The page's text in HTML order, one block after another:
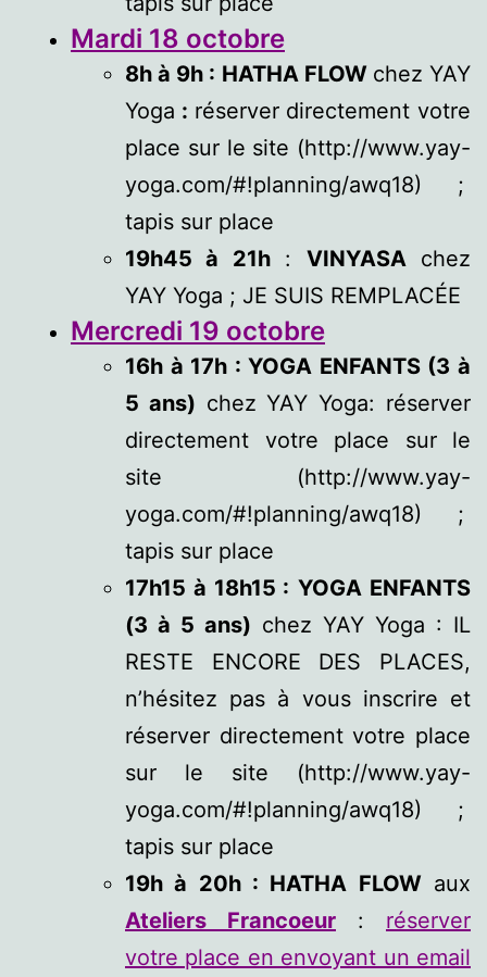
Mardi 18 octobre
8h à 9h : HATHA FLOW chez YAY
Yoga : réserver directement votre
place sur le site (http://www.yay-
yoga.com/#!planning/awq18) ;
tapis sur place
19h45 à 21h: VINYASAchez
YAY Yoga ; JE SUIS REMPLACÉE
Mercredi 19 octobre
16h à 17h : YOGA ENFANTS (3 à
5 ans) chez YAY Yoga: réserver
directement votre place sur le
site (http://www.yay-
yoga.com/#!planning/awq18) ;
tapis sur place
17h15 à 18h15 : YOGA ENFANTS
(3 à 5 ans) chez YAY Yoga : IL
RESTE ENCORE DES PLACES,
n’hésitez pas à vous inscrire et
réserver directement votre place
sur le site (http://www.yay-
yoga.com/#!planning/awq18) ;
tapis sur place
19h à 20h : HATHA FLOWaux
Ateliers Francoeur : réserver
votre place en envoyant un email